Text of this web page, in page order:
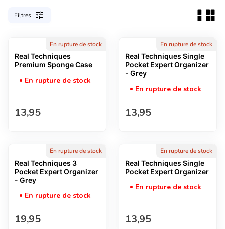
Filtres tune
En rupture de stock
Real Techniques
Premium Sponge Case
En rupture de stock
Prix normal
13,95
En rupture de stock
Real Techniques Single
Pocket Expert Organizer
- Grey
En rupture de stock
Prix normal
13,95
En rupture de stock
Real Techniques 3
Pocket Expert Organizer
- Grey
En rupture de stock
Prix normal
19,95
En rupture de stock
Real Techniques Single
Pocket Expert Organizer
En rupture de stock
Prix normal
13,95